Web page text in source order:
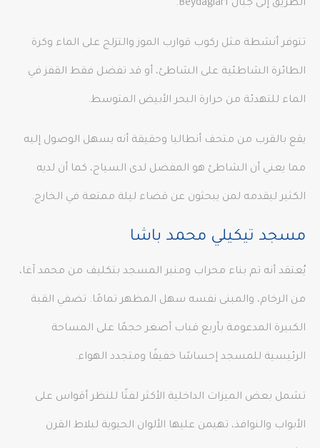
الطريق إلى جبال Beydağları.
تتوفر أنشطة مثل ركوب قوارب الموز والتزلج على الماء وكرة
الطائرة الشاطئية على الشاطئ، أو قد تفضل فقط القفز في
الماء للتهدئة من حرارة البحر الأبيض المتوسط.
يقع بالقرب من متحف أنطاليا وحقيقة أنه يسهل الوصول إليه
مما يعني أن الشاطئ هو المفضل لدى السياح، كما أن لديه
الكثير ليقدمه لمن يبحثون عن قضاء ليلة ممتعة في الخارج.
مسجد تيكيلي محمد باشا
يُعتقد أنه تم بناء محراب ومنبر المسجد بتكليف من محمد آغا،
من الرخام، والمبنى نفسه سهل المظهر تمامًا. تضفي القبة
الكبيرة المدعومة بأربع قباب أصغر حجمًا على المساحة
الرئيسية للمسجد إحساسًا خفيفًا ومتجدد الهواء.
تشمل بعض الميزات الداخلية الأكثر لفتًا للنظر أقواس على
الأبواب والنوافذ، تهيمن عليها الألوان الحيوية لبلاط القرن